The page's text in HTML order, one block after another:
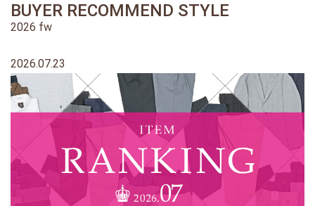
BUYER RECOMMEND STYLE
2026 fw
2026.07.23